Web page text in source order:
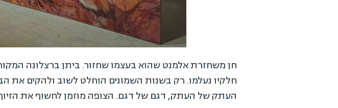
חן משחזרת אלמנט שהוא בעצמו שחזור. ביתן ברצלונה
חלקיו נעלמו. רק בשנות השמונים הוחלט לשוב ולהקים את
העתק של העתק, דגם של דגם. הצופה מוזמן לחשוף את